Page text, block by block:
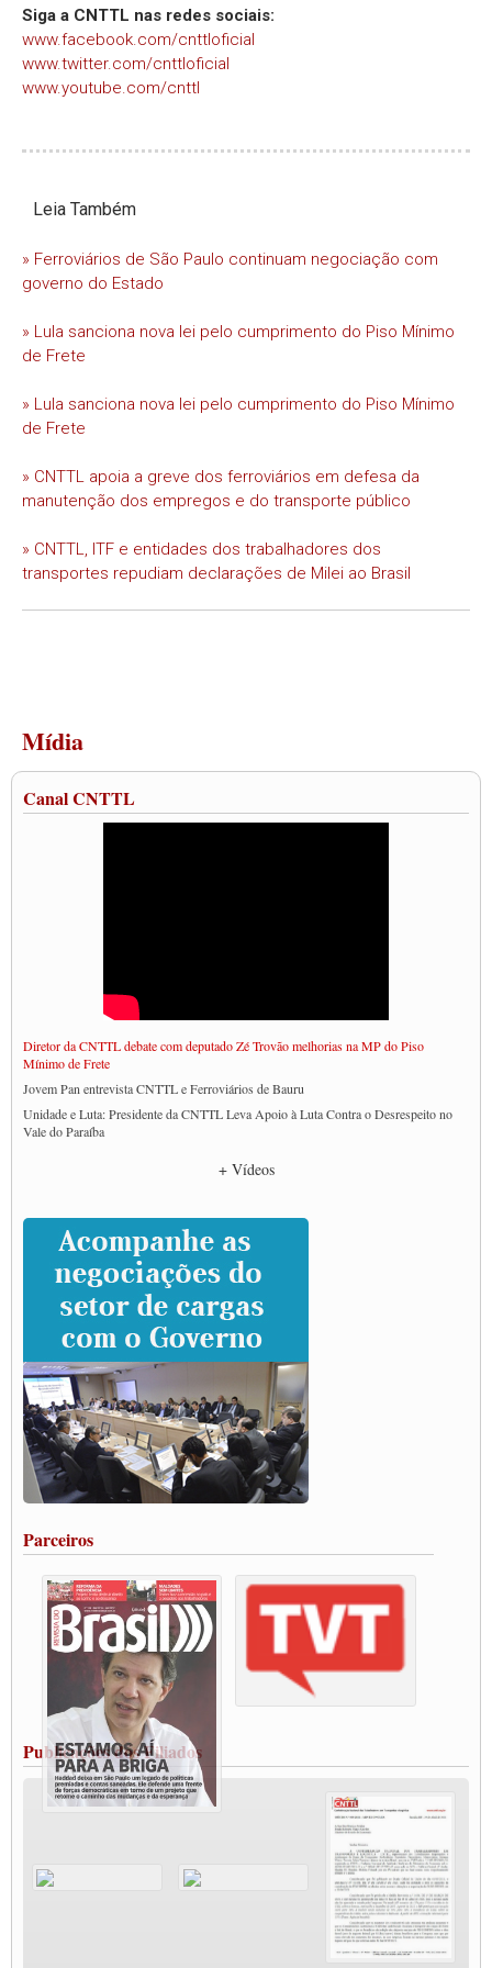
Siga a CNTTL nas redes sociais:
www.facebook.com/cnttloficial
www.twitter.com/cnttloficial
www.youtube.com/cnttl
Leia Também
» Ferroviários de São Paulo continuam negociação com
governo do Estado
» Lula sanciona nova lei pelo cumprimento do Piso Mínimo
de Frete
» Lula sanciona nova lei pelo cumprimento do Piso Mínimo
de Frete
» CNTTL apoia a greve dos ferroviários em defesa da
manutenção dos empregos e do transporte público
» CNTTL, ITF e entidades dos trabalhadores dos
transportes repudiam declarações de Milei ao Brasil
Mídia
Canal CNTTL
Diretor da CNTTL debate com deputado Zé Trovão melhorias na MP do Piso
Mínimo de Frete
Jovem Pan entrevista CNTTL e Ferroviários de Bauru
Unidade e Luta: Presidente da CNTTL Leva Apoio à Luta Contra o Desrespeito no
Vale do Paraíba
Caminhoneiros prometem paralisação e cobram diálogo com Lula
CNTTL e lideranças de caminhoneiros participam de debate sobre saúde nas
rodovias
Paulinho e Litti debatem política global para transporte rodoviário de cargas na
SUTCRA no Uruguai
Grande Conquista da Categoria transporte de Cargas e Caminhoneiros Autonomos
ENCONTRO INTERNACIONAL EM APOIO A CLASSE TRABALHADORA
DO BRASIL E A ELEIÇÃO 2022
Carta às Brasileiras e aos Brasileiros em Defesa do Estado Democrático de Direito
Paulinho, presidente da CNTTL, faz balanço do 3º Congresso da CNTTL
Caminhoneiros aprovam greve a partir do 1º de novembro
Rodoviários de Feira Santana fazem Assembleia para avaliar proposta de reajuste
salarial
Vacina Já: Lockdown de 24 horas dos trabalhadores em transportes está mantido,
Condutores de Guarulhos farão greve sanitária nesta terça-feira (20)
Paralisação dos Caminhoneiros na #BR285, entrocamento que liga o Mercosul ao
Rio Grande
Caminhoneiros bloqueiam duas faixas na Castello Branco e fazem protesto
Modal-Live #13 Aumento da Violência Contra Mulher e o Adoecimento da Classe
Trabalhadora em Tempos de Pandemia
MODAL-LIVE#12 POLÍTICAS PÚBLICAS DE TRANSPORTE PARA A
CLASSE TRABALHADORA E ELEIÇÕES NA PANDEMIA
MODAL-LIVE#11 POLÍTICAS PÚBLICAS DE TRANSPORTE
JUVENTUDE DO TRANSPORTE: POR QUE DEVEMOS NOS ORGANIZAR?
Fabio Primo testa positivo para Coronavírus, mas está bem de saúde
Modal-Live#9 Quais são os direitos dos trabalhador@s que contraem a Covid-19 na
Participe da Campanha Fora Bolsonaro
CNTTL e FECOOTAC apoiam Campanha de testes de COVID-19 para
MODAL-LIVE#8 - Lideranças sindicais da CNTTL, CGTB e dos caminhoneiros
+ Vídeos
Parceiros
Publicações dos Filiados